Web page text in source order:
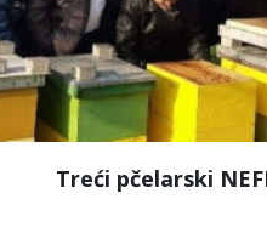
NEFERTITI